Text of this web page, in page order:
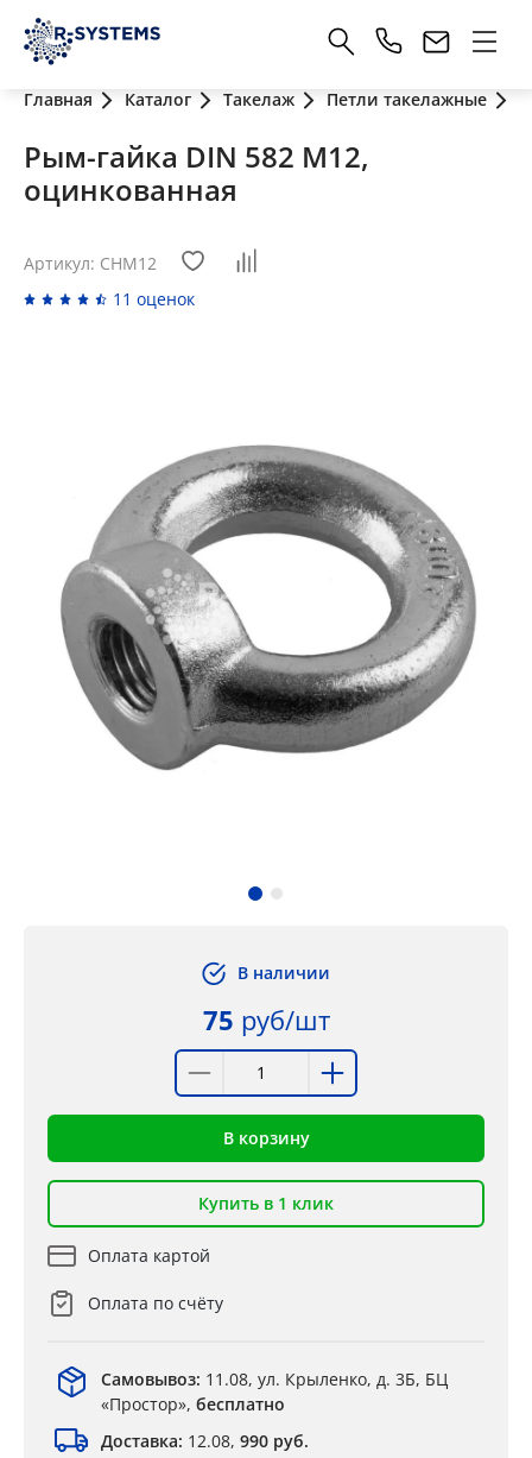
Главная Каталог Такелаж Петли такелажные
Рым-гайка DIN 582 М12,
оцинкованная
Артикул: CHM12
11 оценок
В наличии
75 руб/шт
В корзину
Купить в 1 клик
Оплата картой
Оплата по счёту
Самовывоз: 11.08, ул. Крыленко, д. 3Б, БЦ
«Простор», бесплатно
Доставка: 12.08, 990 руб.